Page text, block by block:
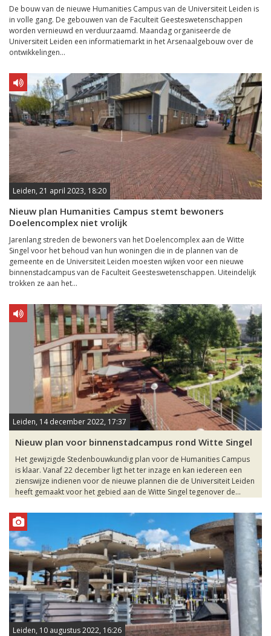
De bouw van de nieuwe Humanities Campus van de Universiteit Leiden is
in volle gang. De gebouwen van de Faculteit Geesteswetenschappen
worden vernieuwd en verduurzaamd. Maandag organiseerde de
Universiteit Leiden een informatiemarkt in het Arsenaalgebouw over de
ontwikkelingen...
Leiden, 21 april 2023, 18:20
Nieuw plan Humanities Campus stemt bewoners
Doelencomplex niet vrolijk
Jarenlang streden de bewoners van het Doelencomplex aan de Witte
Singel voor het behoud van hun woningen die in de plannen van de
gemeente en de Universiteit Leiden moesten wijken voor een nieuwe
binnenstadcampus van de Faculteit Geesteswetenschappen. Uiteindelijk
trokken ze aan het...
Leiden, 14 december 2022, 17:37
Nieuw plan voor binnenstadcampus rond Witte Singel
Het gewijzigde Stedenbouwkundig plan voor de Humanities Campus
is klaar. Vanaf 22 december ligt het ter inzage en kan iedereen een
zienswijze indienen voor de nieuwe plannen die de Universiteit Leiden
heeft gemaakt voor het gebied aan de Witte Singel tegenover de...
Leiden, 10 augustus 2022, 16:26